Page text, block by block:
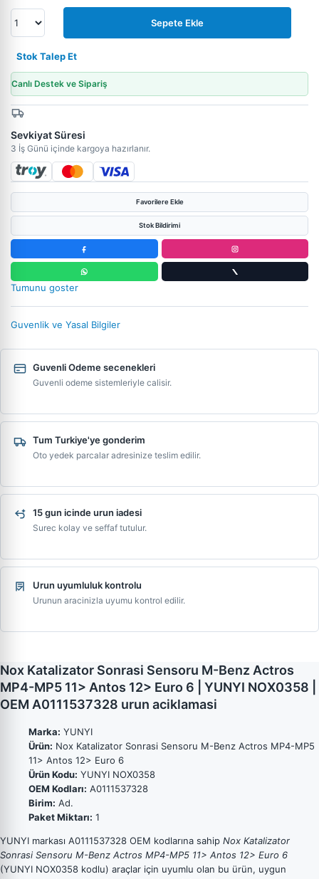
Sepete Ekle
Stok Talep Et
Canlı Destek ve Sipariş
Sevkiyat Süresi
3 İş Günü içinde kargoya hazırlanır.
Favorilere Ekle
Stok Bildirimi
Tumunu goster
Guvenlik ve Yasal Bilgiler
Guvenli Odeme secenekleri
Guvenli odeme sistemleriyle calisir.
Tum Turkiye'ye gonderim
Oto yedek parcalar adresinize teslim edilir.
15 gun icinde urun iadesi
Surec kolay ve seffaf tutulur.
Urun uyumluluk kontrolu
Urunun aracinizla uyumu kontrol edilir.
Nox Katalizator Sonrasi Sensoru M-Benz Actros
MP4-MP5 11> Antos 12> Euro 6 | YUNYI NOX0358 |
OEM A0111537328 urun aciklamasi
Marka: YUNYI
Ürün: Nox Katalizator Sonrasi Sensoru M-Benz Actros MP4-MP5
11> Antos 12> Euro 6
Ürün Kodu: YUNYI NOX0358
OEM Kodları: A0111537328
Birim: Ad.
Paket Miktarı: 1
YUNYI markası A0111537328 OEM kodlarına sahip Nox Katalizator
Sonrasi Sensoru M-Benz Actros MP4-MP5 11> Antos 12> Euro 6
(YUNYI NOX0358 kodlu) araçlar için uyumlu olan bu ürün, uygun